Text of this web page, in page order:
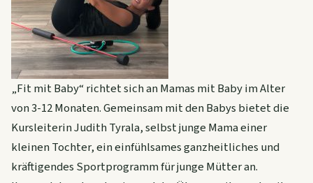
„Fit mit Baby“ richtet sich an Mamas mit Baby im Alter
von 3-12 Monaten. Gemeinsam mit den Babys bietet die
Kursleiterin Judith Tyrala, selbst junge Mama einer
kleinen Tochter, ein einfühlsames ganzheitliches und
kräftigendes Sportprogramm für junge Mütter an.